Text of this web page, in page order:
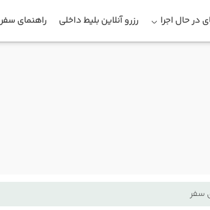
در حال اجرا رزرو آنلاین بلیط داخلی راهنمای سفر
سفر